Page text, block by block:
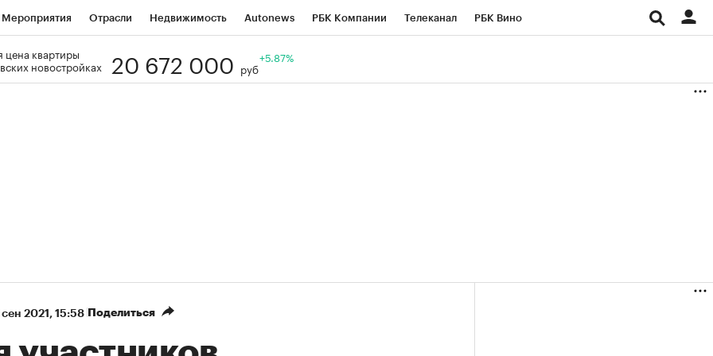
Мероприятия Отрасли Недвижимость Autonews РБК Компании Телеканал РБК Вино
Визионеры
цена квартиры
новостройках
20 672 000 руб
+5.87%
2021, 15:58 Поделиться